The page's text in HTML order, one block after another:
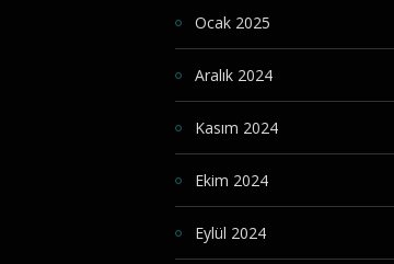
Ocak 2025
Aralık 2024
Kasım 2024
Ekim 2024
Eylül 2024